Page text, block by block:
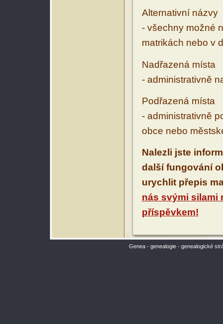
Alternativní názvy
- všechny možné
matrikách nebo v
Nadřazená místa
- administrativně
Podřazená místa
- administrativně
obce nebo
Nalezli jste
další fungování
urychlit přepis
nás svými silami
příspěvkem!
Genea - genealogie - genealogické